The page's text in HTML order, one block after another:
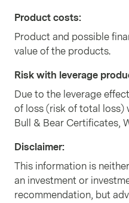
Product costs:
Product and possible
value of the products.
Risk with leverage
Due to the leverage
of loss (risk of total loss)
Bull & Bear Certificates,
Disclaimer:
This information is
an investment or
recommendation, but